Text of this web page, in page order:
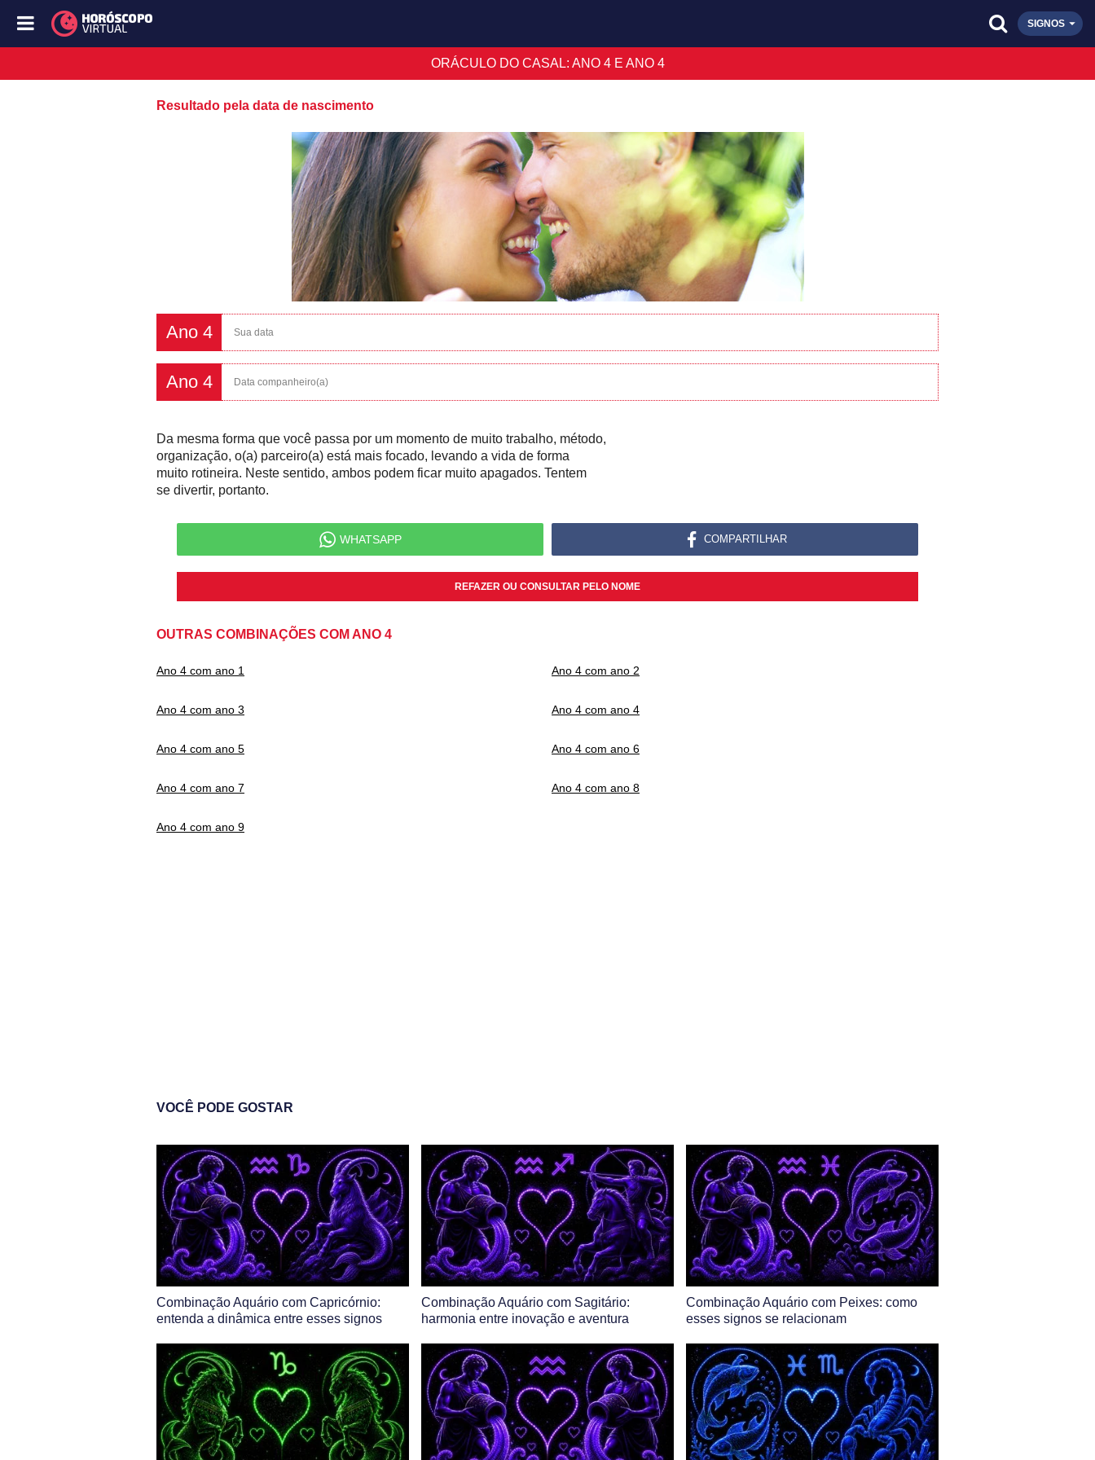
SIGNOS
ORÁCULO DO CASAL: ANO 4 E ANO 4
Resultado pela data de nascimento
Ano 4 Sua data
Ano 4 Data companheiro(a)
Da mesma forma que você passa por um momento de muito trabalho, método,
organização, o(a) parceiro(a) está mais focado, levando a vida de forma
muito rotineira. Neste sentido, ambos podem ficar muito apagados. Tentem
se divertir, portanto.
WHATSAPP COMPARTILHAR
REFAZER OU CONSULTAR PELO NOME
OUTRAS COMBINAÇÕES COM ANO 4
Ano 4 com ano 1 Ano 4 com ano 2
Ano 4 com ano 3 Ano 4 com ano 4
Ano 4 com ano 5 Ano 4 com ano 6
Ano 4 com ano 7 Ano 4 com ano 8
Ano 4 com ano 9
VOCÊ PODE GOSTAR
Combinação Aquário com Capricórnio:
entenda a dinâmica entre esses signos
Combinação Aquário com Sagitário:
harmonia entre inovação e aventura
Combinação Aquário com Peixes: como
esses signos se relacionam